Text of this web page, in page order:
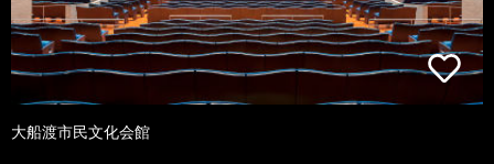
大船渡市民文化会館